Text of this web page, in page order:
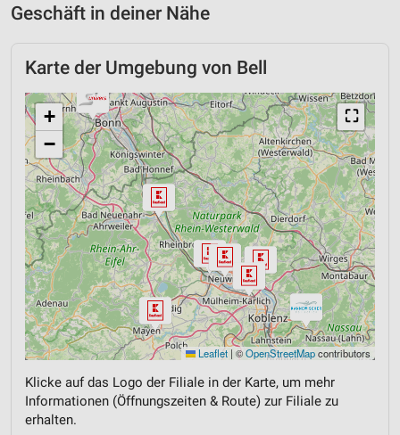
Geschäft in deiner Nähe
Karte der Umgebung von Bell
⛶
+
−
Leaflet | ©OpenStreetMapcontributors
Klicke auf das Logo der Filiale in der Karte, um mehr
Informationen (Öffnungszeiten & Route) zur Filiale zu
erhalten.